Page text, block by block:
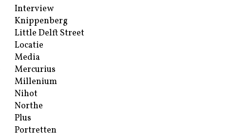
Interview
Knippenberg
Little Delft Street
Locatie
Media
Mercurius
Millenium
Nihot
Northe
Plus
Portretten